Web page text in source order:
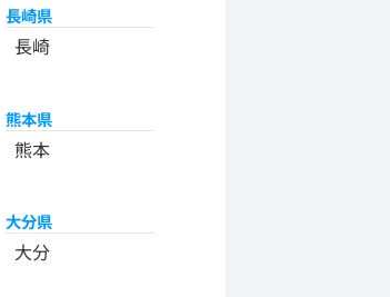
長崎県
長崎
熊本県
熊本
大分県
大分